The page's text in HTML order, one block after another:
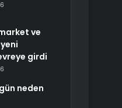
ve
girdi
neden